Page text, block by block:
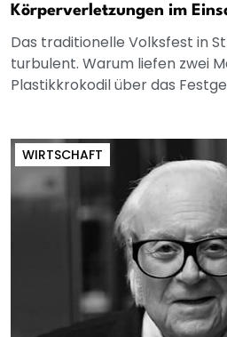
Körperverletzungen im
Das traditionelle Volksfest in
turbulent. Warum liefen zwei
Plastikkrokodil über das
WIRTSCHAFT